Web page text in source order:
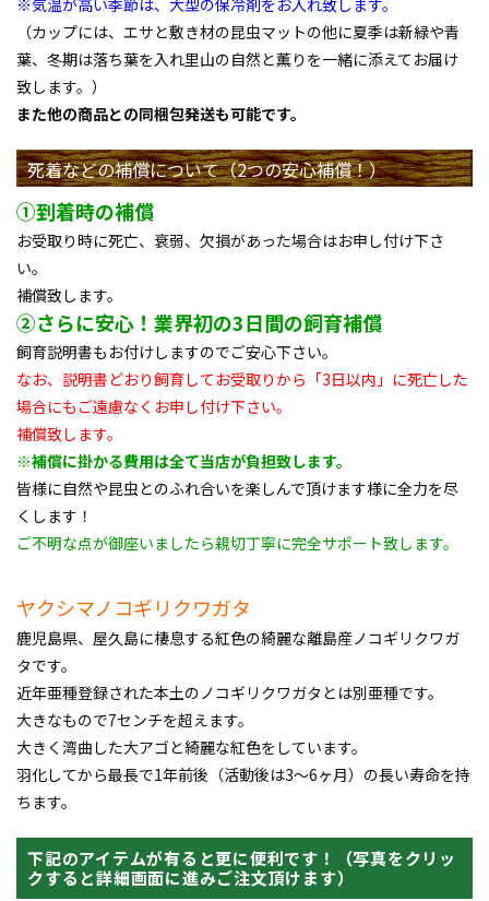
（カップには、エサと敷き材の昆虫マットの他に夏季は新緑や青
葉、冬期は落ち葉を入れ里山の自然と薫りを一緒に添えてお届け
致します。）
また他の商品との同梱包発送も可能です。
死着などの補償について（2つの安心補償！）
①到着時の補償
お受取り時に死亡、衰弱、欠損があった場合はお申し付け下さ
い。
補償致します。
②さらに安心！業界初の3日間の飼育補償
飼育説明書もお付けしますのでご安心下さい。
なお、説明書どおり飼育してお受取りから「3日以内」に死亡した
場合にもご遠慮なくお申し付け下さい。
補償致します。
※補償に掛かる費用は全て当店が負担致します。
皆様に自然や昆虫とのふれ合いを楽しんで頂けます様に全力を尽
くします！
ご不明な点が御座いましたら親切丁寧に完全サポート致します。
ヤクシマノコギリクワガタ
鹿児島県、屋久島に棲息する紅色の綺麗な離島産ノコギリクワガ
タです。
近年亜種登録された本土のノコギリクワガタとは別亜種です。
大きなもので7センチを超えます。
大きく湾曲した大アゴと綺麗な紅色をしています。
羽化してから最長で1年前後（活動後は3～6ヶ月）の長い寿命を持
ちます。
下記のアイテムが有ると更に便利です！（写真をクリッ
クすると詳細画面に進みご注文頂けます）